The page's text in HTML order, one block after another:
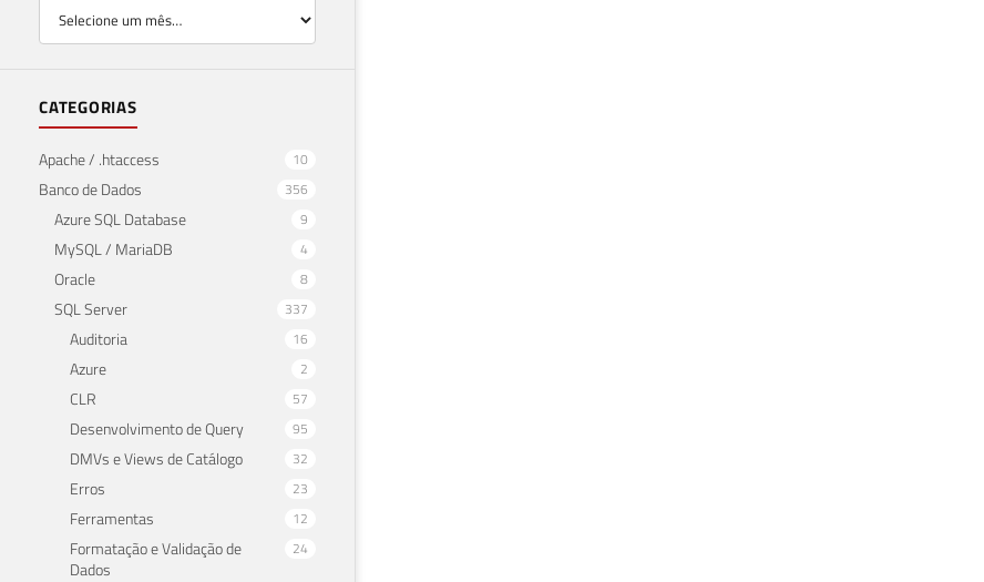
CATEGORIAS
Apache / .htaccess 10
Banco de Dados 356
Azure SQL Database 9
MySQL / MariaDB 4
Oracle 8
SQL Server 337
Auditoria 16
Azure 2
CLR 57
Desenvolvimento de Query 95
DMVs e Views de Catálogo 32
Erros 23
Ferramentas 12
Formatação e Validação de
Dados
24